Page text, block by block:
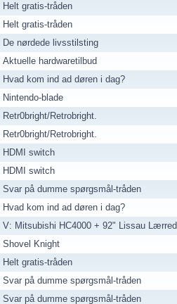
Helt gratis-tråden
Helt gratis-tråden
De nørdede livsstilsting
Aktuelle hardwaretilbud
Hvad kom ind ad døren i dag?
Nintendo-blade
Retr0bright/Retrobright.
Retr0bright/Retrobright.
HDMI switch
HDMI switch
Svar på dumme spørgsmål-tråden
Hvad kom ind ad døren i dag?
V: Mitsubishi HC4000 + 92" Lissau Lærred
Shovel Knight
Helt gratis-tråden
Svar på dumme spørgsmål-tråden
Svar på dumme spørgsmål-tråden